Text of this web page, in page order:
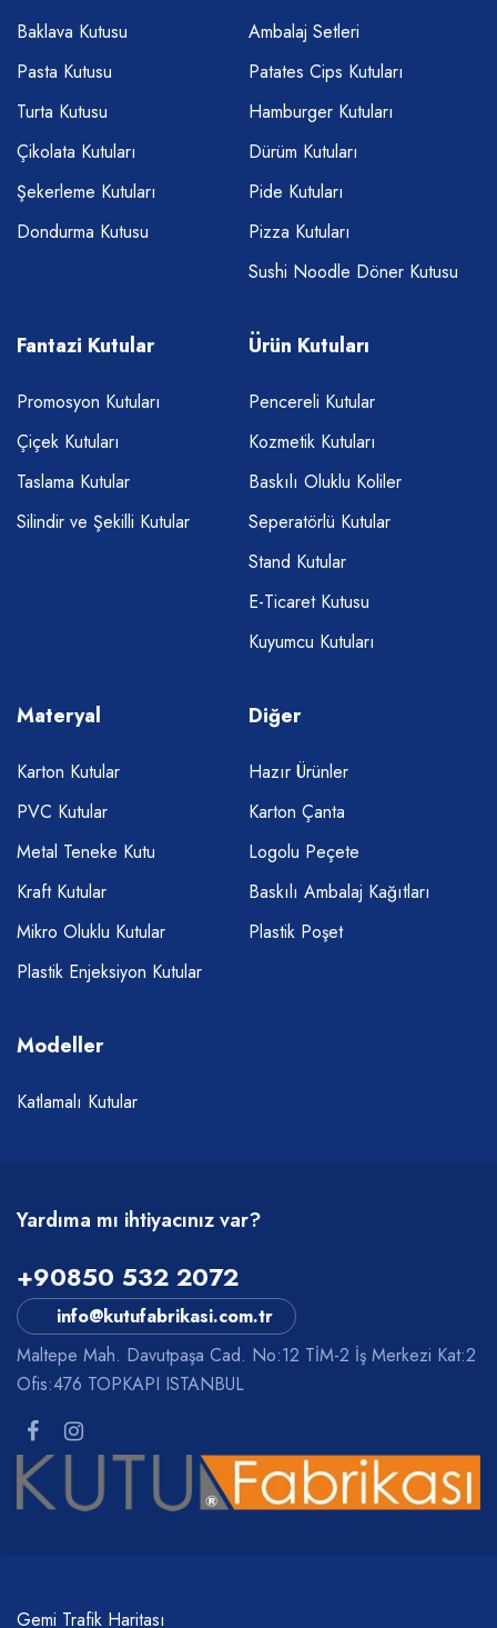
Baklava Kutusu
Pasta Kutusu
Turta Kutusu
Çikolata Kutuları
Şekerleme Kutuları
Dondurma Kutusu
Ambalaj Setleri
Patates Cips Kutuları
Hamburger Kutuları
Dürüm Kutuları
Pide Kutuları
Pizza Kutuları
Sushi Noodle Döner Kutusu
Fantazi Kutular
Promosyon Kutuları
Çiçek Kutuları
Taslama Kutular
Silindir ve Şekilli Kutular
Ürün Kutuları
Pencereli Kutular
Kozmetik Kutuları
Baskılı Oluklu Koliler
Seperatörlü Kutular
Stand Kutular
E-Ticaret Kutusu
Kuyumcu Kutuları
Materyal
Karton Kutular
PVC Kutular
Metal Teneke Kutu
Kraft Kutular
Mikro Oluklu Kutular
Plastik Enjeksiyon Kutular
Diğer
Hazır Ürünler
Karton Çanta
Logolu Peçete
Baskılı Ambalaj Kağıtları
Plastik Poşet
Modeller
Katlamalı Kutular
Yardıma mı ihtiyacınız var?
+90850 532 2072
info@kutufabrikasi.com.tr
Maltepe Mah. Davutpaşa Cad. No:12 TİM-2 İş Merkezi Kat:2
Ofis:476 TOPKAPI ISTANBUL
Gemi Trafik Haritası